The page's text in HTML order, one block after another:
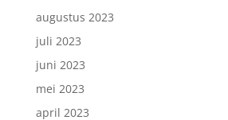
augustus 2023
juli 2023
juni 2023
mei 2023
april 2023